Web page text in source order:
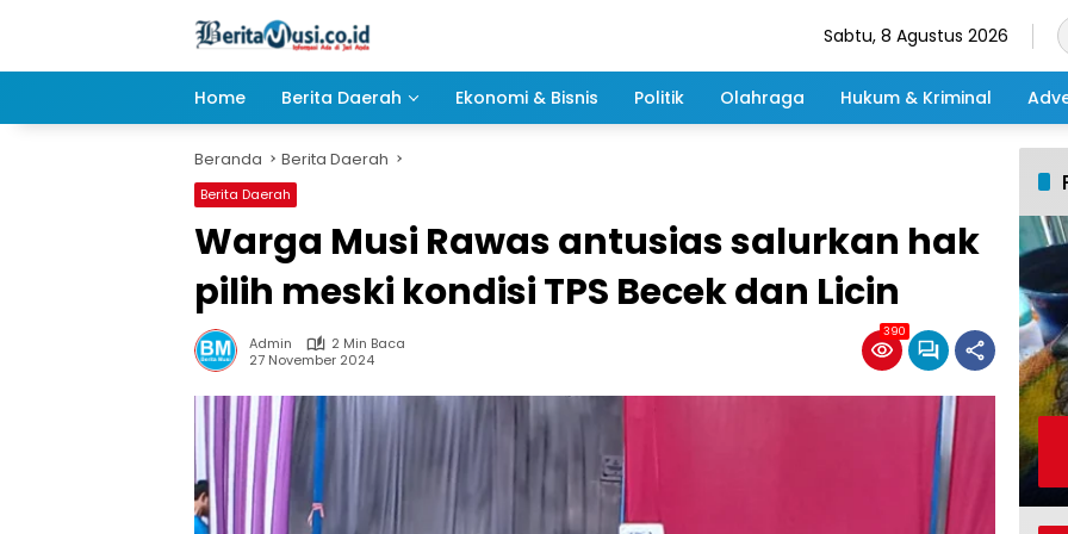
Sabtu, 8 Agustus 2026
Home Berita Daerah Ekonomi & Bisnis Politik Olahraga Hukum & Kriminal
Beranda Berita Daerah
Berita Daerah
Warga Musi Rawas antusias salurkan hak
pilih meski kondisi TPS Becek dan Licin
Admin
2 Min Baca
27 November 2024
390